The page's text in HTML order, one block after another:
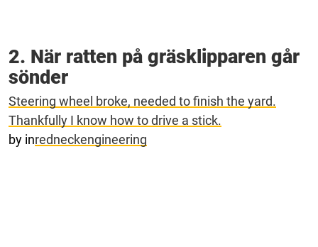
2. När ratten på gräsklipparen går
sönder
Steering wheel broke, needed to finish the yard.
Thankfully I know how to drive a stick.
by inredneckengineering